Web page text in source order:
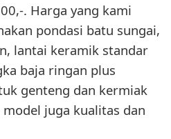
. Harga yang kami
pondasi batu sungai,
lantai keramik standar
baja ringan plus
genteng dan kermiak
juga kualitas dan